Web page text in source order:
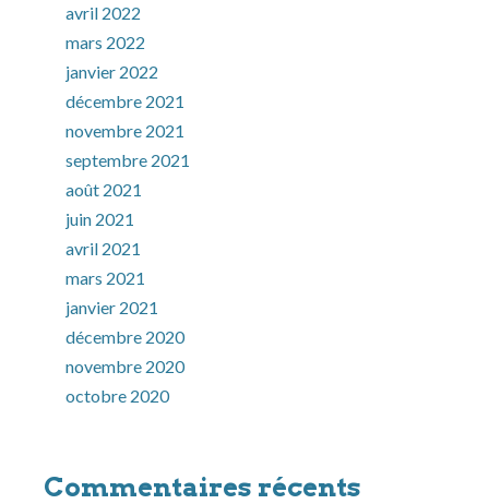
avril 2022
mars 2022
janvier 2022
décembre 2021
novembre 2021
septembre 2021
août 2021
juin 2021
avril 2021
mars 2021
janvier 2021
décembre 2020
novembre 2020
octobre 2020
Commentaires récents